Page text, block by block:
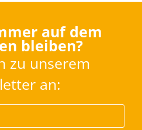
auf dem
bleiben?
zu unserem
an: